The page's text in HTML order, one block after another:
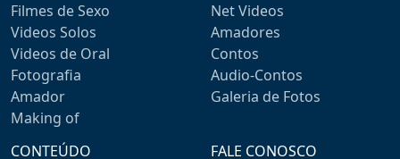
Filmes de Sexo
Videos Solos
Videos de Oral
Fotografia
Amador
Making of
Net Videos
Amadores
Contos
Audio-Contos
Galeria de Fotos
CONTEÚDO
FALE CONOSCO